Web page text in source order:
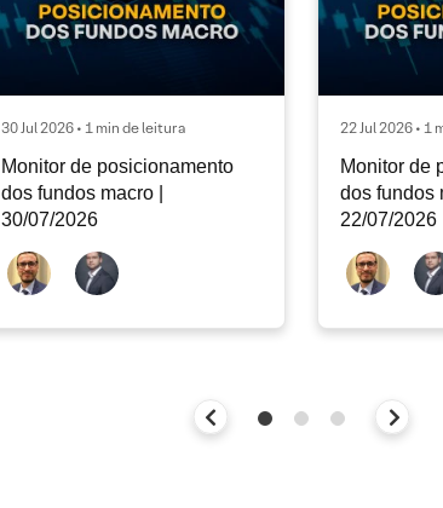
30 Jul 2026 • 1 min de leitura
Monitor de posicionamento
dos fundos macro |
30/07/2026
22 Jul 2026 • 1
Monitor de
dos fundos
22/07/2026